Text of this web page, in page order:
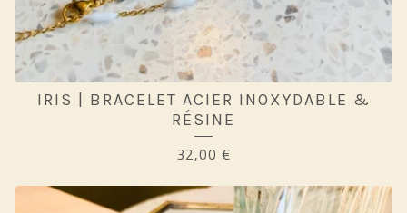
IRIS | BRACELET ACIER INOXYDABLE &
RÉSINE
32,00 €